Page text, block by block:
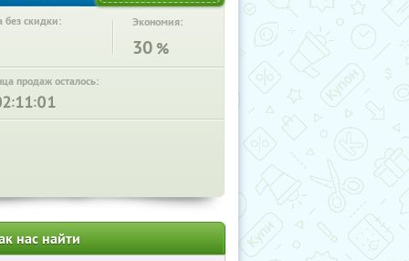
без скидки: Экономия:
30 %
продаж осталось:
: :
нас найти